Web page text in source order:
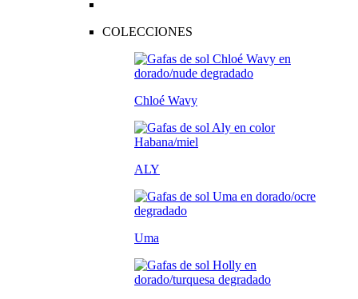
COLECCIONES
Chloé Wavy
ALY
Uma